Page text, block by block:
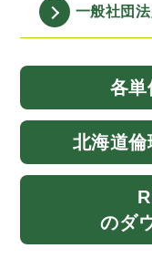
一般社団
各単
北海道倫
のダ